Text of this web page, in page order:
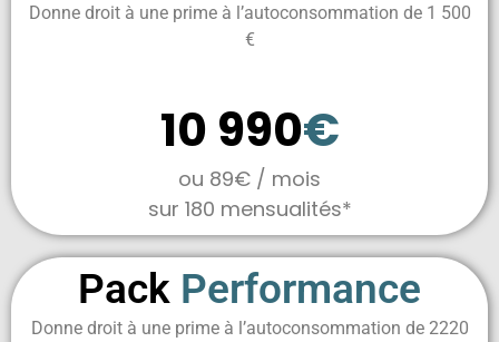
Donne droit à une prime à l’autoconsommation de 1 500
€
10 990€
ou 89€ / mois
sur 180 mensualités*
Pack Performance
Donne droit à une prime à l’autoconsommation de 2220